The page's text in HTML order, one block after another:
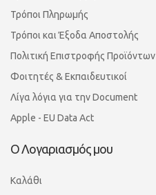
Τρόποι Πληρωμής
Τρόποι και Έξοδα Αποστολής
Πολιτική Επιστροφής Προϊόντων
Φοιτητές & Εκπαιδευτικοί
Λίγα λόγια για την Document
Apple - EU Data Act
Ο Λογαριασμός μου
Καλάθι